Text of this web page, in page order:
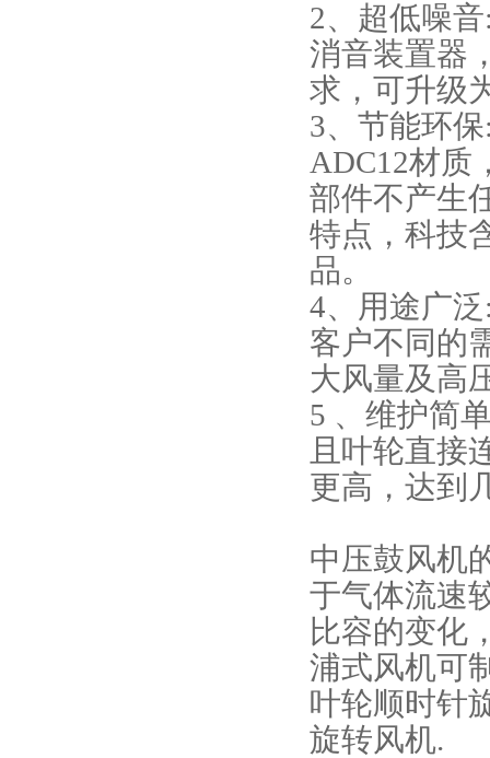
2、超低噪
消音装置器
求，可升级
3、节能环
ADC12材质
部件不产生
特点，科技
品。
4、用途广
客户不同的
大风量及高
5 、维护简
且叶轮直接
更高，达到
中压鼓风机
于气体流速
比容的变化
浦式风机可
叶轮顺时针
旋转风机.